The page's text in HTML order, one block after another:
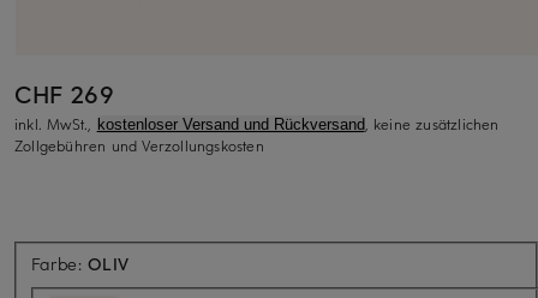
CHF 269
inkl. MwSt., kostenloser Versand und Rückversand, keine zusätzlichen
Zollgebühren und Verzollungskosten
Farbe:OLIV